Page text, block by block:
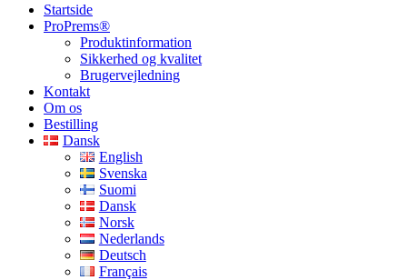
Startside
ProPrems®
Produktinformation
Sikkerhed og kvalitet
Brugervejledning
Kontakt
Om os
Bestilling
Dansk
English
Svenska
Suomi
Dansk
Norsk
Nederlands
Deutsch
Français